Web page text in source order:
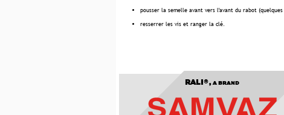
pousser la semelle avant vers l'avant du rabot
resserrer les vis et ranger la clé.
RALI®, A BRAND